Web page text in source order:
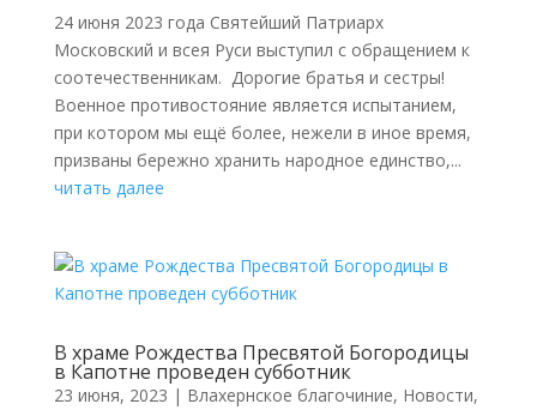
24 июня 2023 года Святейший Патриарх
Московский и всея Руси выступил с обращением к
соотечественникам. Дорогие братья и сестры!
Военное противостояние является испытанием,
при котором мы ещё более, нежели в иное время,
призваны бережно хранить народное единство,...
читать далее
В храме Рождества Пресвятой Богородицы
в Капотне проведен субботник
23 июня, 2023 | Влахернское благочиние, Новости,